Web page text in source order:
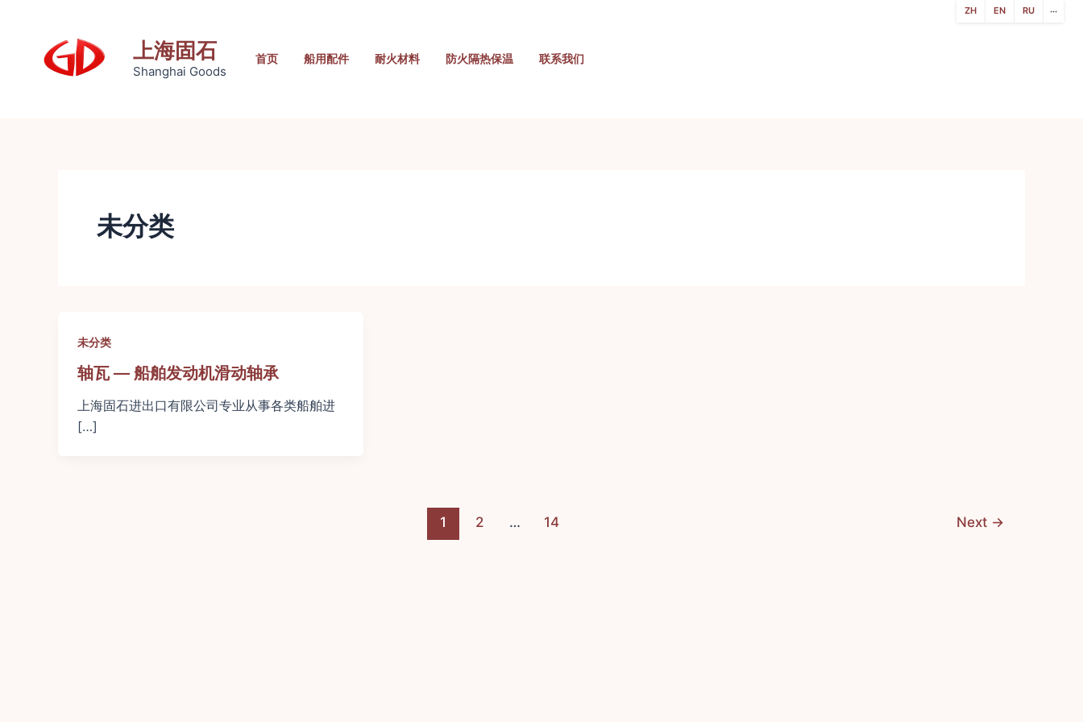
上海固石
Shanghai Goods
首页 船用配件 耐火材料 防火隔热保温 联系我们
未分类
未分类
轴瓦 — 船舶发动机滑动轴承
上海固石进出口有限公司专业从事各类船舶进
[…]
1 2 … 14 Next →
ZH EN RU ···